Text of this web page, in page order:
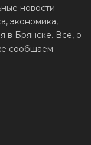
новости
экономика,
в Брянске. Все, о
сообщаем